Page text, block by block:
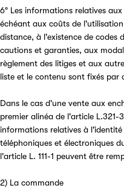
6° Les informations relatives
échéant aux coûts de
distance, à l'existence de codes
cautions et garanties, aux
règlement des litiges et aux
liste et le contenu sont fixés par
Dans le cas d'une vente aux
premier alinéa de l'article L.321-
informations relatives à
téléphoniques et électroniques
l'article L. 111-1 peuvent être
2) La commande